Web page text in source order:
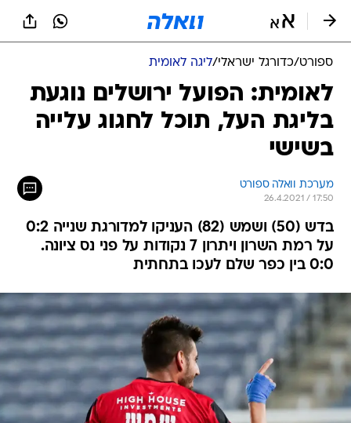
ספורט/כדורגל ישראלי/ליגה לאומית
לאומית: הפועל ירושלים נוגעת
בליגת העל, תוכל לחגוג עלייה
בשישי
מערכת וואלה ספורט
26.4.2021 / 17:50
בדש (50) ושמש (82) העניקו למדורגת שנייה 0:2
על רמת השרון ויתרון 7 נקודות על פני נס ציונה.
0:0 בין כפר שלם לעכו בתחתית